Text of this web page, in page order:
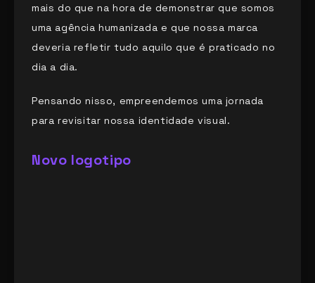
mais do que na hora de demonstrar que somos
uma agência humanizada e que nossa marca
deveria refletir tudo aquilo que é praticado no
dia a dia.
Pensando nisso, empreendemos uma jornada
para revisitar nossa identidade visual.
Novo logotipo